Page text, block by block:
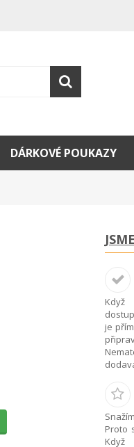
DÁRKOVÉ POUKAZY
je
Proto